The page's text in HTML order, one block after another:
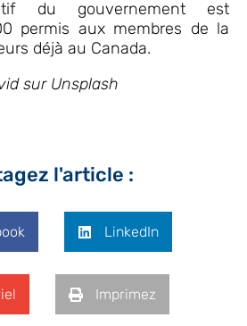
du gouvernement est
permis aux membres de la
déjà au Canada.
sur Unsplash
l'article :
LinkedIn
Imprimez